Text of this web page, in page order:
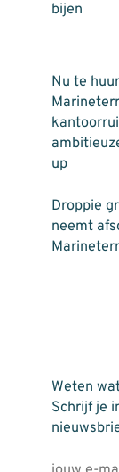
bijen
Nu te
up
Droppie
neemt
Weten
Schrijf je